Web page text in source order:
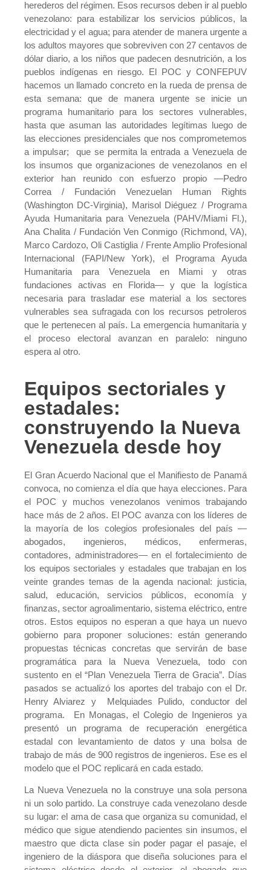
herederos del régimen. Esos recursos deben ir al pueblo
venezolano: para estabilizar los servicios públicos, la
electricidad y el agua; para atender de manera urgente a
los adultos mayores que sobreviven con 27 centavos de
dólar diario, a los niños que padecen desnutrición, a los
pueblos indígenas en riesgo. El POC y CONFEPUV
hacemos un llamado concreto en la rueda de prensa de
esta semana: que de manera urgente se inicie un
programa humanitario para los sectores vulnerables,
hasta que asuman las autoridades legítimas luego de
las elecciones presidenciales que nos comprometemos
a impulsar; que se permita la entrada a Venezuela de
los insumos que organizaciones de venezolanos en el
exterior han reunido con esfuerzo propio —Pedro
Correa / Fundación Venezuelan Human Rights
(Washington DC-Virginia), Marisol Diéguez / Programa
Ayuda Humanitaria para Venezuela (PAHV/Miami Fl.),
Ana Chalita / Fundación Ven Conmigo (Richmond, VA),
Marco Cardozo, Oli Castiglia / Frente Amplio Profesional
Internacional (FAPI/New York), el Programa Ayuda
Humanitaria para Venezuela en Miami y otras
fundaciones activas en Florida— y que la logística
necesaria para trasladar ese material a los sectores
vulnerables sea sufragada con los recursos petroleros
que le pertenecen al país. La emergencia humanitaria y
el proceso electoral avanzan en paralelo: ninguno
espera al otro.
Equipos sectoriales y
estadales:
construyendo la Nueva
Venezuela desde hoy
El Gran Acuerdo Nacional que el Manifiesto de Panamá
convoca, no comienza el día que haya elecciones. Para
el POC y muchos venezolanos venimos trabajando
hace más de 2 años. El POC avanza con los líderes de
la mayoría de los colegios profesionales del país —
abogados, ingenieros, médicos, enfermeras,
contadores, administradores— en el fortalecimiento de
los equipos sectoriales y estadales que trabajan en los
veinte grandes temas de la agenda nacional: justicia,
salud, educación, servicios públicos, economía y
finanzas, sector agroalimentario, sistema eléctrico, entre
otros. Estos equipos no esperan a que haya un nuevo
gobierno para proponer soluciones: están generando
propuestas técnicas concretas que servirán de base
programática para la Nueva Venezuela, todo con
sustento en el “Plan Venezuela Tierra de Gracia”. Días
pasados se actualizó los aportes del trabajo con el Dr.
Henry Alviarez y Melquiades Pulido, conductor del
programa. En Monagas, el Colegio de Ingenieros ya
presentó un programa de recuperación energética
estadal con levantamiento de datos y una bolsa de
trabajo de más de 900 registros de ingenieros. Ese es el
modelo que el POC replicará en cada estado.
La Nueva Venezuela no la construye una sola persona
ni un solo partido. La construye cada venezolano desde
su lugar: el ama de casa que organiza su comunidad, el
médico que sigue atendiendo pacientes sin insumos, el
maestro que dicta clase sin poder pagar el pasaje, el
ingeniero de la diáspora que diseña soluciones para el